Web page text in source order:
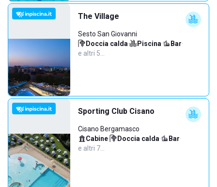
The Village
Sesto San Giovanni
Doccia calda· Piscina· Bar·
e altri 5…
Sporting Club Cisano
Cisano Bergamasco
Cabine· Doccia calda· Bar·
e altri 7…